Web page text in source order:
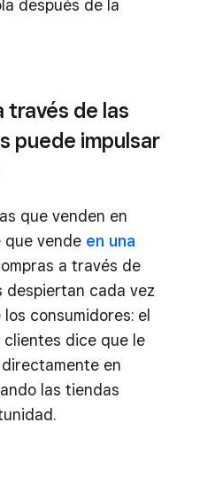
después de la
través de las
puede impulsar
que venden en
que vende en una
a través de
despiertan cada vez
consumidores: el
dice que le
en
las tiendas